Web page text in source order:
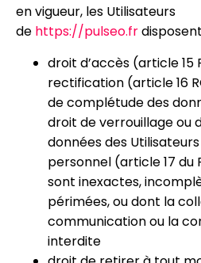
en vigueur, les Utilisateurs
de https://pulseo.fr
droit d’accès (article 15
rectification (article 16
de complétude des
droit de verrouillage ou
données des
personnel (article 17 du
sont inexactes,
périmées, ou dont la
communication ou la
interdite